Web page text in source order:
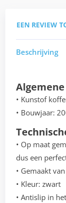
EEN REVIEW
Beschrijving
• Kunstof
• Bouwjaar:
• Op maat
dus een
• Gemaakt
• Kleur: zwart
• Antislip in